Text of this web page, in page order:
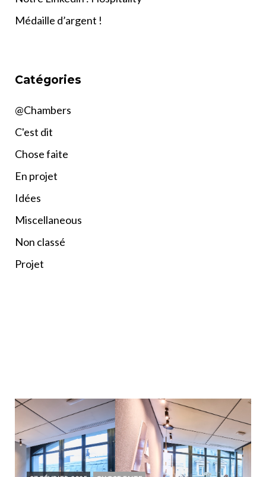
Médaille d’argent !
Catégories
@Chambers
C'est dit
Chose faite
En projet
Idées
Miscellaneous
Non classé
Projet